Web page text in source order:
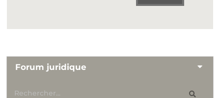
Forum juridique